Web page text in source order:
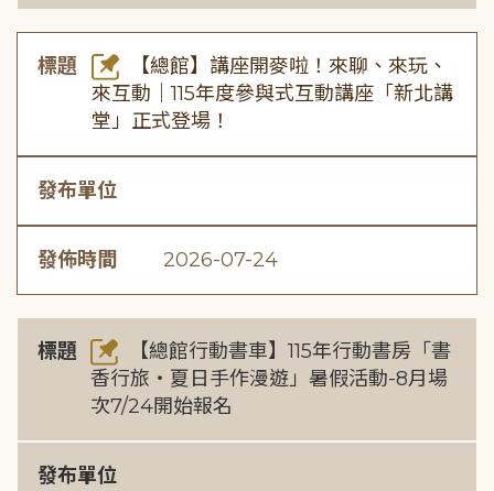
標題
【總館】講座開麥啦！來聊、來玩、
來互動｜115年度參與式互動講座「新北講
堂」正式登場！
發布單位
發佈時間 2026-07-24
標題
【總館行動書車】115年行動書房「書
香行旅・夏日手作漫遊」暑假活動-8月場
次7/24開始報名
發布單位